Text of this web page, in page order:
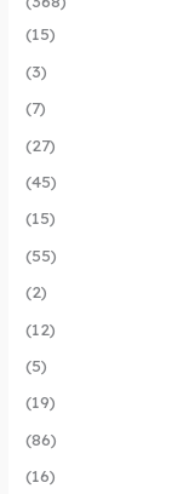
(15)
(3)
(7)
(27)
(45)
(15)
(55)
(2)
(12)
(5)
(19)
(86)
(16)